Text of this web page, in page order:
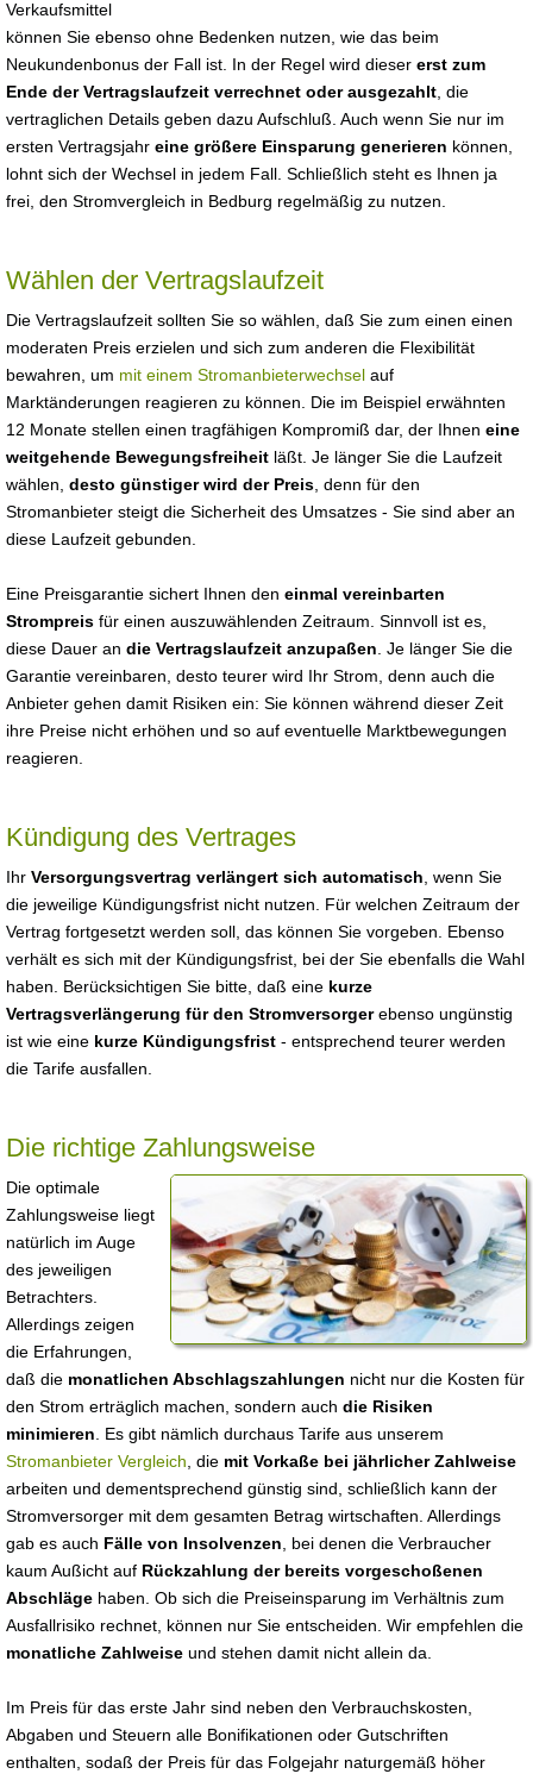
Verkaufsmittel
können Sie ebenso ohne Bedenken nutzen, wie das beim
Neukundenbonus der Fall ist. In der Regel wird dieser erst zum
Ende der Vertragslaufzeit verrechnet oder ausgezahlt , die
vertraglichen Details geben dazu Aufschluß. Auch wenn Sie nur im
ersten Vertragsjahr eine größere Einsparung generieren können,
lohnt sich der Wechsel in jedem Fall. Schließlich steht es Ihnen ja
frei, den Stromvergleich in Bedburg regelmäßig zu nutzen.
Wählen der Vertragslaufzeit
Die Vertragslaufzeit sollten Sie so wählen, daß Sie zum einen einen
moderaten Preis erzielen und sich zum anderen die Flexibilität
bewahren, um mit einem Stromanbieterwechsel auf
Marktänderungen reagieren zu können. Die im Beispiel erwähnten
12 Monate stellen einen tragfähigen Kompromiß dar, der Ihnen eine
weitgehende Bewegungsfreiheit läßt. Je länger Sie die Laufzeit
wählen, desto günstiger wird der Preis , denn für den
Stromanbieter steigt die Sicherheit des Umsatzes - Sie sind aber an
diese Laufzeit gebunden.
Eine Preisgarantie sichert Ihnen den einmal vereinbarten
Strompreis für einen auszuwählenden Zeitraum. Sinnvoll ist es,
diese Dauer an die Vertragslaufzeit anzupaßen . Je länger Sie die
Garantie vereinbaren, desto teurer wird Ihr Strom, denn auch die
Anbieter gehen damit Risiken ein: Sie können während dieser Zeit
ihre Preise nicht erhöhen und so auf eventuelle Marktbewegungen
reagieren.
Kündigung des Vertrages
Ihr Versorgungsvertrag verlängert sich automatisch , wenn Sie
die jeweilige Kündigungsfrist nicht nutzen. Für welchen Zeitraum der
Vertrag fortgesetzt werden soll, das können Sie vorgeben. Ebenso
verhält es sich mit der Kündigungsfrist, bei der Sie ebenfalls die Wahl
haben. Berücksichtigen Sie bitte, daß eine kurze
Vertragsverlängerung für den Stromversorgerebenso ungünstig
ist wie eine kurze Kündigungsfrist - entsprechend teurer werden
die Tarife ausfallen.
Die richtige Zahlungsweise
Die optimale
Zahlungsweise liegt
natürlich im Auge
des jeweiligen
Betrachters.
Allerdings zeigen
die Erfahrungen,
daß die monatlichen Abschlagszahlungen nicht nur die Kosten für
den Strom erträglich machen, sondern auch die Risiken
minimieren . Es gibt nämlich durchaus Tarife aus unserem
Stromanbieter Vergleich , die mit Vorkaße bei jährlicher Zahlweise
arbeiten und dementsprechend günstig sind, schließlich kann der
Stromversorger mit dem gesamten Betrag wirtschaften. Allerdings
gab es auch Fälle von Insolvenzen , bei denen die Verbraucher
kaum Außicht auf Rückzahlung der bereits vorgeschoßenen
Abschläge haben. Ob sich die Preiseinsparung im Verhältnis zum
Ausfallrisiko rechnet, können nur Sie entscheiden. Wir empfehlen die
monatliche Zahlweise und stehen damit nicht allein da.
Im Preis für das erste Jahr sind neben den Verbrauchskosten,
Abgaben und Steuern alle Bonifikationen oder Gutschriften
enthalten, sodaß der Preis für das Folgejahr naturgemäß höher